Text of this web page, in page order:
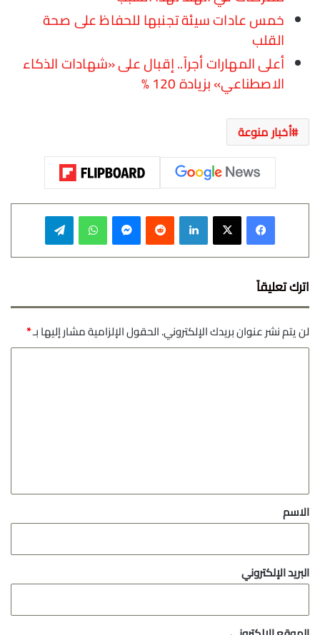
خمس عادات سيئة تجنبها للحفاظ على صحة
القلب
أعلى المهارات أجراً.. إقبال على «شهادات الذكاء
الاصطناعي» بزيادة 120 %
أخبار منوعة
فيسبوك ‫X لينكدإن واتساب
اترك تعليقاً
لن يتم نشر عنوان بريدك الإلكتروني.الحقول الإلزامية مشار إليها بـ*
*
الاسم
البريد الإلكتروني